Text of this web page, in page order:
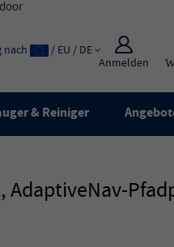
Anmelden
nach / EU / DE
& Reiniger
AdaptiveNav-